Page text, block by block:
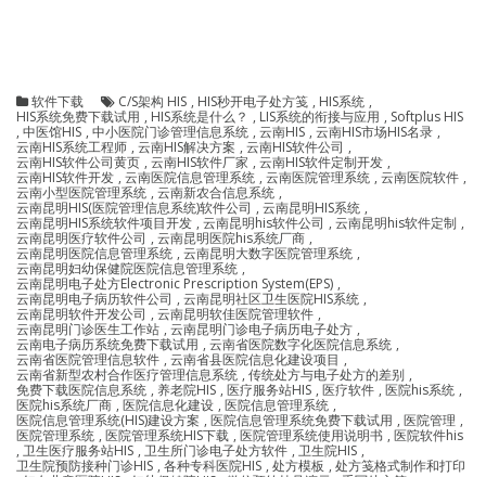
软件下载 C/S架构 HIS , HIS秒开电子处方笺 , HIS系统 ,
HIS系统免费下载试用 , HIS系统是什么？ , LIS系统的衔接与应用 , Softplus HIS
, 中医馆HIS , 中小医院门诊管理信息系统 , 云南HIS , 云南HIS市场HIS名录 ,
云南HIS系统工程师 , 云南HIS解决方案 , 云南HIS软件公司 ,
云南HIS软件公司黄页 , 云南HIS软件厂家 , 云南HIS软件定制开发 ,
云南HIS软件开发 , 云南医院信息管理系统 , 云南医院管理系统 , 云南医院软件 ,
云南小型医院管理系统 , 云南新农合信息系统 ,
云南昆明HIS(医院管理信息系统)软件公司 , 云南昆明HIS系统 ,
云南昆明HIS系统软件项目开发 , 云南昆明his软件公司 , 云南昆明his软件定制 ,
云南昆明医疗软件公司 , 云南昆明医院his系统厂商 ,
云南昆明医院信息管理系统 , 云南昆明大数字医院管理系统 ,
云南昆明妇幼保健院医院信息管理系统 ,
云南昆明电子处方Electronic Prescription System(EPS) ,
云南昆明电子病历软件公司 , 云南昆明社区卫生医院HIS系统 ,
云南昆明软件开发公司 , 云南昆明软佳医院管理软件 ,
云南昆明门诊医生工作站 , 云南昆明门诊电子病历电子处方 ,
云南电子病历系统免费下载试用 , 云南省医院数字化医院信息系统 ,
云南省医院管理信息软件 , 云南省县医院信息化建设项目 ,
云南省新型农村合作医疗管理信息系统 , 传统处方与电子处方的差别 ,
免费下载医院信息系统 , 养老院HIS , 医疗服务站HIS , 医疗软件 , 医院his系统 ,
医院his系统厂商 , 医院信息化建设 , 医院信息管理系统 ,
医院信息管理系统(HIS)建设方案 , 医院信息管理系统免费下载试用 , 医院管理 ,
医院管理系统 , 医院管理系统HIS下载 , 医院管理系统使用说明书 , 医院软件his
, 卫生医疗服务站HIS , 卫生所门诊电子处方软件 , 卫生院HIS ,
卫生院预防接种门诊HIS , 各种专科医院HIS , 处方模板 , 处方笺格式制作和打印